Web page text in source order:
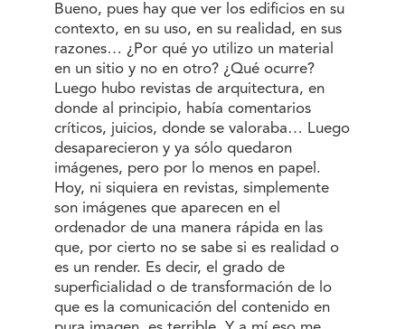
Bueno, pues hay que ver los edificios en su
contexto, en su uso, en su realidad, en sus
razones… ¿Por qué yo utilizo un material
en un sitio y no en otro? ¿Qué ocurre?
Luego hubo revistas de arquitectura, en
donde al principio, había comentarios
críticos, juicios, donde se valoraba… Luego
desaparecieron y ya sólo quedaron
imágenes, pero por lo menos en papel.
Hoy, ni siquiera en revistas, simplemente
son imágenes que aparecen en el
ordenador de una manera rápida en las
que, por cierto no se sabe si es realidad o
es un render. Es decir, el grado de
superficialidad o de transformación de lo
que es la comunicación del contenido en